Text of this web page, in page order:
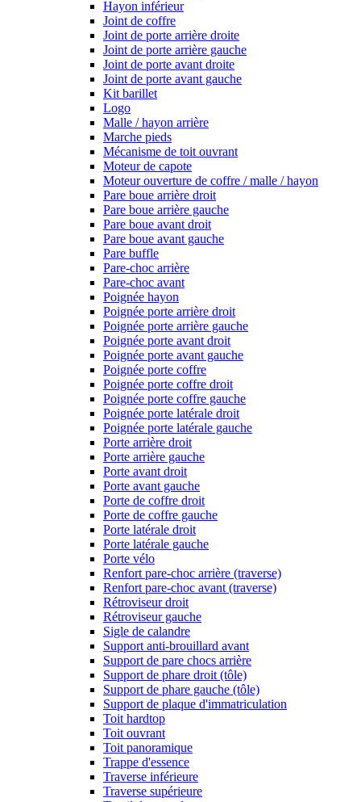
Hayon inférieur
Joint de coffre
Joint de porte arrière droite
Joint de porte arrière gauche
Joint de porte avant droite
Joint de porte avant gauche
Kit barillet
Logo
Malle / hayon arrière
Marche pieds
Mécanisme de toit ouvrant
Moteur de capote
Moteur ouverture de coffre / malle / hayon
Pare boue arrière droit
Pare boue arrière gauche
Pare boue avant droit
Pare boue avant gauche
Pare buffle
Pare-choc arrière
Pare-choc avant
Poignée hayon
Poignée porte arrière droit
Poignée porte arrière gauche
Poignée porte avant droit
Poignée porte avant gauche
Poignée porte coffre
Poignée porte coffre droit
Poignée porte coffre gauche
Poignée porte latérale droit
Poignée porte latérale gauche
Porte arrière droit
Porte arrière gauche
Porte avant droit
Porte avant gauche
Porte de coffre droit
Porte de coffre gauche
Porte latérale droit
Porte latérale gauche
Porte vélo
Renfort pare-choc arrière (traverse)
Renfort pare-choc avant (traverse)
Rétroviseur droit
Rétroviseur gauche
Sigle de calandre
Support anti-brouillard avant
Support de pare chocs arrière
Support de phare droit (tôle)
Support de phare gauche (tôle)
Support de plaque d'immatriculation
Toit hardtop
Toit ouvrant
Toit panoramique
Trappe d'essence
Traverse inférieure
Traverse supérieure